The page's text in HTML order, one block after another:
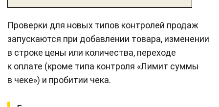
Проверки для новых типов контролей продаж
запускаются при добавлении товара, изменении
в строке цены или количества, переходе
к оплате (кроме типа контроля «Лимит суммы
в чеке») и пробитии чека.